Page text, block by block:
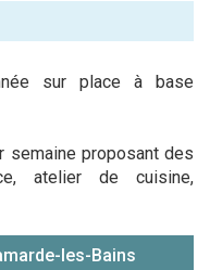
sur place à base
semaine proposant des
atelier de cuisine,
les-Bains